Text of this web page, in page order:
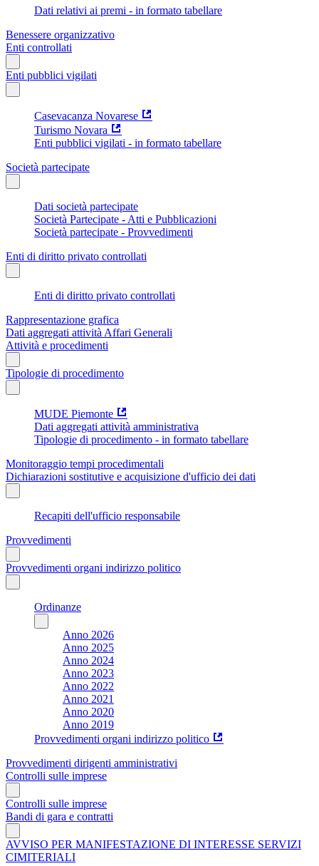
Dati relativi ai premi - in formato tabellare
Benessere organizzativo
Enti controllati
Enti pubblici vigilati
Casevacanza Novarese
Turismo Novara
Enti pubblici vigilati - in formato tabellare
Società partecipate
Dati società partecipate
Società Partecipate - Atti e Pubblicazioni
Società partecipate - Provvedimenti
Enti di diritto privato controllati
Enti di diritto privato controllati
Rappresentazione grafica
Dati aggregati attività Affari Generali
Attività e procedimenti
Tipologie di procedimento
MUDE Piemonte
Dati aggregati attività amministrativa
Tipologie di procedimento - in formato tabellare
Monitoraggio tempi procedimentali
Dichiarazioni sostitutive e acquisizione d'ufficio dei dati
Recapiti dell'ufficio responsabile
Provvedimenti
Provvedimenti organi indirizzo politico
Ordinanze
Anno 2026
Anno 2025
Anno 2024
Anno 2023
Anno 2022
Anno 2021
Anno 2020
Anno 2019
Provvedimenti organi indirizzo politico
Provvedimenti dirigenti amministrativi
Controlli sulle imprese
Controlli sulle imprese
Bandi di gara e contratti
AVVISO PER MANIFESTAZIONE DI INTERESSE SERVIZI
CIMITERIALI